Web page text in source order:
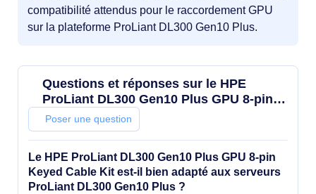
compatibilité attendus pour le raccordement GPU
sur la plateforme ProLiant DL300 Gen10 Plus.
Questions et réponses sur le HPE
ProLiant DL300 Gen10 Plus GPU 8-pin
Keyed Cable Kit
Poser une question
Le HPE ProLiant DL300 Gen10 Plus GPU 8-pin
Keyed Cable Kit est-il bien adapté aux serveurs
ProLiant DL300 Gen10 Plus ?